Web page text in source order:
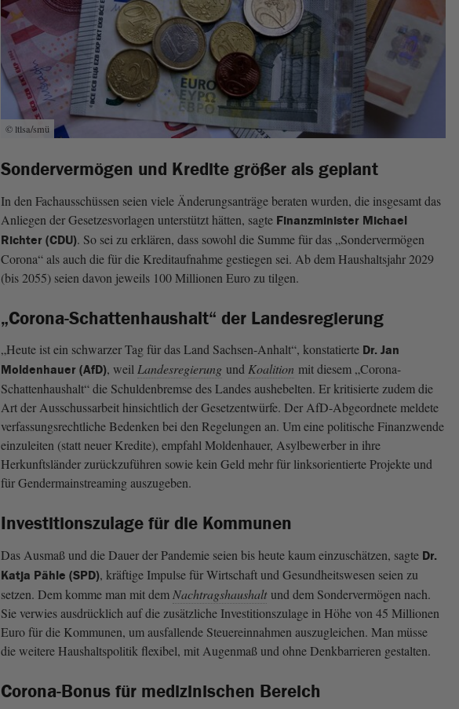
© ltlsa/smü
Sondervermögen und Kredite größer als geplant
In den Fachausschüssen seien viele Änderungsanträge beraten wurden, die insgesamt das
Anliegen der Gesetzesvorlagen unterstützt hätten, sagte Finanzminister Michael
Richter (CDU). So sei zu erklären, dass sowohl die Summe für das „Sondervermögen
Corona“ als auch die für die Kreditaufnahme gestiegen sei. Ab dem Haushaltsjahr 2029
(bis 2055) seien davon jeweils 100 Millionen Euro zu tilgen.
„Corona-Schattenhaushalt“ der Landesregierung
„Heute ist ein schwarzer Tag für das Land Sachsen-Anhalt“, konstatierte Dr. Jan
Moldenhauer (AfD), weilLandesregierung undKoalition mit diesem „Corona-
Schattenhaushalt“ die Schuldenbremse des Landes aushebelten. Er kritisierte zudem die
Art der Ausschussarbeit hinsichtlich der Gesetzentwürfe. Der AfD-Abgeordnete meldete
verfassungsrechtliche Bedenken bei den Regelungen an. Um eine politische Finanzwende
einzuleiten (statt neuer Kredite), empfahl Moldenhauer, Asylbewerber in ihre
Herkunftsländer zurückzuführen sowie kein Geld mehr für linksorientierte Projekte und
für Gendermainstreaming auszugeben.
Investitionszulage für die Kommunen
Das Ausmaß und die Dauer der Pandemie seien bis heute kaum einzuschätzen, sagte Dr.
Katja Pähle (SPD), kräftige Impulse für Wirtschaft und Gesundheitswesen seien zu
setzen. Dem komme man mit dem Nachtragshaushalt und dem Sondervermögen nach.
Sie verwies ausdrücklich auf die zusätzliche Investitionszulage in Höhe von 45 Millionen
Euro für die Kommunen, um ausfallende Steuereinnahmen auszugleichen. Man müsse
die weitere Haushaltspolitik flexibel, mit Augenmaß und ohne Denkbarrieren gestalten.
Corona-Bonus für medizinischen Bereich